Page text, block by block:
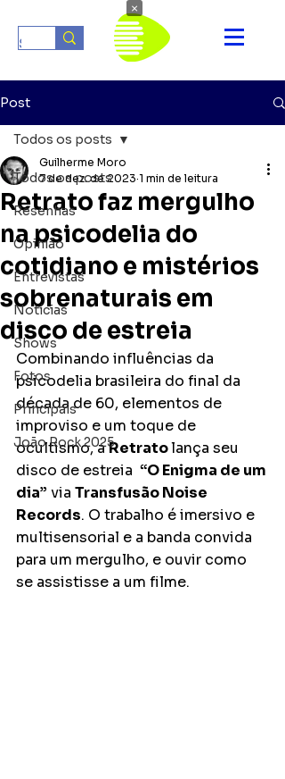
Post
Todos os posts
Resenhas
Opinião
Entrevistas
Notícias
Shows
Fotos
Principais
João Rock 2025
Todos os posts
Retrato faz mergulho
na psicodelia do
cotidiano e mistérios
sobrenaturais em
disco de estreia
Guilherme Moro
7 de dez. de 2023 1 min de leitura
Combinando influências da
psicodelia brasileira do final da
década de 60, elementos de
improviso e um toque de
ocultismo, a Retrato lança seu
disco de estreia “O Enigma de um
dia” via Transfusão Noise
Records. O trabalho é imersivo e
multisensorial e a banda convida
para um mergulho, e ouvir como
se assistisse a um filme.
×